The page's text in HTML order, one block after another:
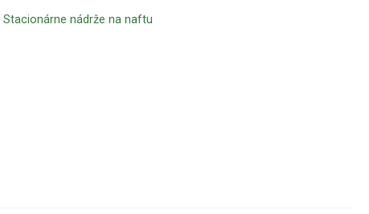
Stacionárne nádrže na naftu